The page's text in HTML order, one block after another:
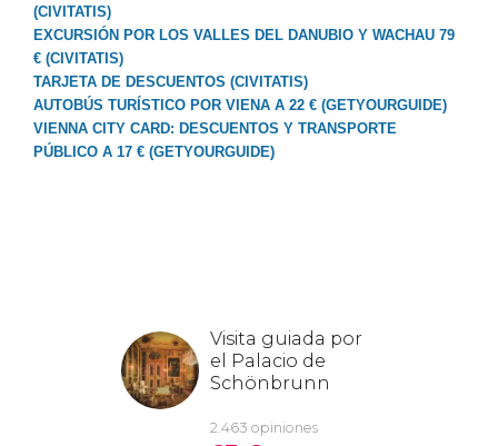
(CIVITATIS)
EXCURSIÓN POR LOS VALLES DEL DANUBIO Y WACHAU 79
€ (CIVITATIS)
TARJETA DE DESCUENTOS (CIVITATIS)
AUTOBÚS TURÍSTICO POR VIENA A 22 € (GETYOURGUIDE)
VIENNA CITY CARD: DESCUENTOS Y TRANSPORTE
PÚBLICO A 17 € (GETYOURGUIDE)